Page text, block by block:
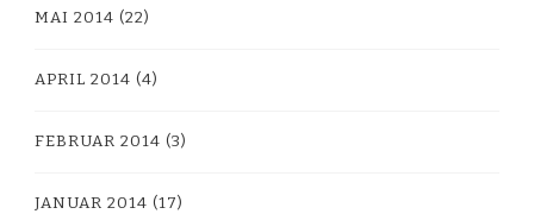
MAI 2014 (22)
APRIL 2014 (4)
FEBRUAR 2014 (3)
JANUAR 2014 (17)